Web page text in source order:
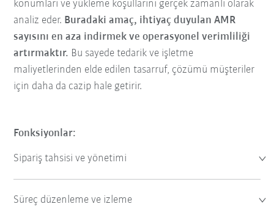
konumları ve yükleme koşullarını gerçek zamanlı olarak
analiz eder. Buradaki amaç, ihtiyaç duyulan AMR
sayısını en aza indirmek ve operasyonel verimliliği
artırmaktır. Bu sayede tedarik ve işletme
maliyetlerinden elde edilen tasarruf, çözümü müşteriler
için daha da cazip hale getirir.
Fonksiyonlar:
Sipariş tahsisi ve yönetimi
Süreç düzenleme ve izleme